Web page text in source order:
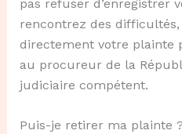
pas refuser d’enregistrer
rencontrez des
directement votre plainte
au procureur de la
judiciaire compétent.
Puis-je retirer ma plainte